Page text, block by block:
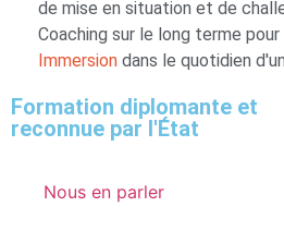
de mise en situation et de
Coaching sur le long terme pour
Immersion dans le quotidien
Formation diplomante et
reconnue par l'État
Nous en parler